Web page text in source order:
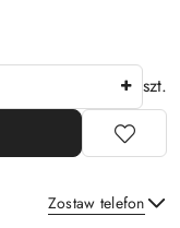
szt.
Zostaw telefon